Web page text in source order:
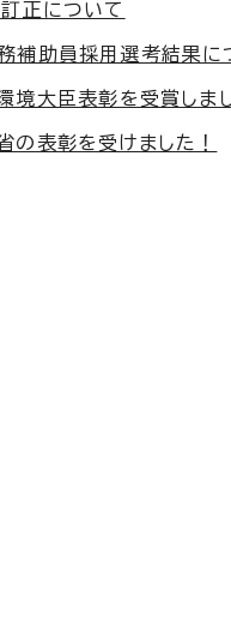
正について
補助員採用選考結果に
境大臣表彰を受賞しま
の表彰を受けました！